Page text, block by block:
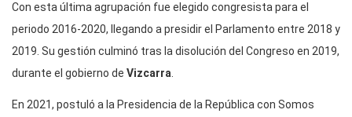
Con esta última agrupación fue elegido congresista para el
periodo 2016-2020, llegando a presidir el Parlamento entre 2018 y
2019. Su gestión culminó tras la disolución del Congreso en 2019,
durante el gobierno de Vizcarra
En 2021, postuló a la Presidencia de la República con Somos